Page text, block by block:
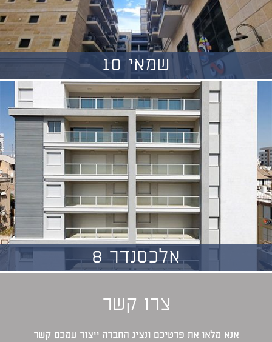
שמאי 10
אלכסנדר 8
צרו קשר
אנא מלאו את פרטיכם ונציג החברה ייצור עמכם קשר